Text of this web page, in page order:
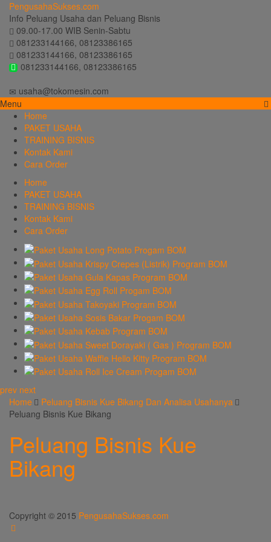
PengusahaSukses.com
Info Peluang Usaha dan Peluang Bisnis
09.00-17.00 WIB Senin-Sabtu
081233144166, 08123386165
081233144166, 08123386165
081233144166, 08123386165
usaha@tokomesin.com
Menu
Home
PAKET USAHA
TRAINING BISNIS
Kontak Kami
Cara Order
Home
PAKET USAHA
TRAINING BISNIS
Kontak Kami
Cara Order
prev next
Home
Peluang Bisnis Kue Bikang Dan Analisa Usahanya
Peluang Bisnis Kue Bikang
Peluang Bisnis Kue
Bikang
Copyright © 2015 PengusahaSukses.com